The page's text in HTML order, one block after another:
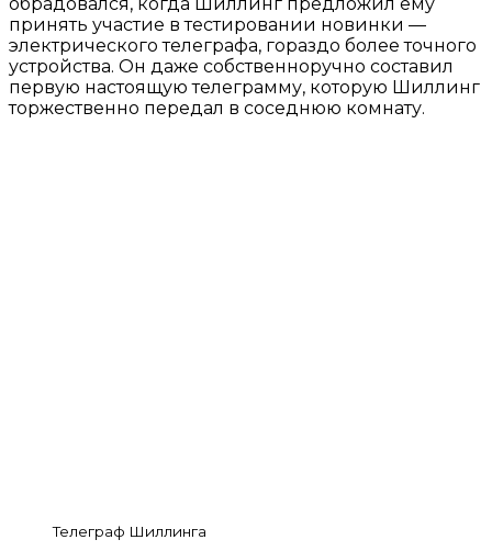
принять участие в тестировании новинки —
электрического телеграфа, гораздо более точного
устройства. Он даже собственноручно составил
первую настоящую телеграмму, которую Шиллинг
торжественно передал в соседнюю комнату.
Телеграф Шиллинга